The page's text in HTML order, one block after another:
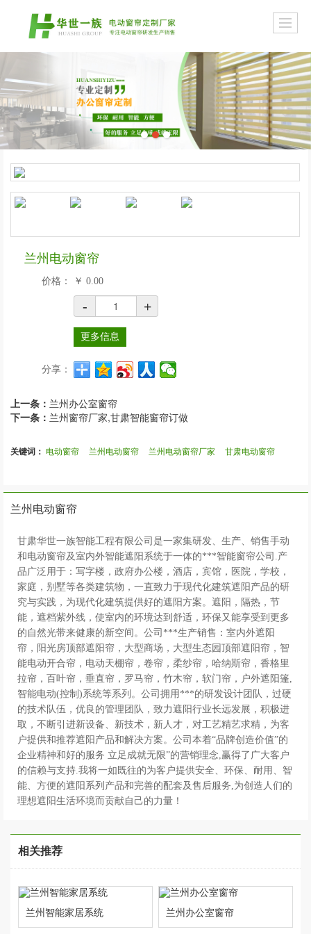
兰州电动窗帘
价格： ￥0.00
- +
更多信息
分享：
上一条： 兰州办公室窗帘
下一条： 兰州窗帘厂家,甘肃智能窗帘订做
关键词：电动窗帘 兰州电动窗帘 兰州电动窗帘厂家 甘肃电动窗帘
兰州电动窗帘
甘肃华世一族智能工程有限公司是一家集研发、生产、销售手动
和电动窗帘及室内外智能遮阳系统于一体的***智能窗帘公司.产
品广泛用于：写字楼，政府办公楼，酒店，宾馆，医院，学校，
家庭，别墅等各类建筑物，一直致力于现代化建筑遮阳产品的研
究与实践，为现代化建筑提供好的遮阳方案。遮阳，隔热，节
能，遮档紫外线，使室内的环境达到舒适，环保又能享受到更多
的自然光带来健康的新空间。公司***生产销售：室内外遮阳
帘，阳光房顶部遮阳帘，大型商场，大型生态园顶部遮阳帘，智
能电动开合帘，电动天棚帘，卷帘，柔纱帘，哈纳斯帘，香格里
拉帘，百叶帘，垂直帘，罗马帘，竹木帘，软门帘，户外遮阳篷,
智能电动(控制)系统等系列。公司拥用***的研发设计团队，过硬
的技术队伍，优良的管理团队，致力遮阳行业长远发展，积极进
取，不断引进新设备、新技术，新人才，对工艺精艺求精，为客
户提供和推荐遮阳产品和解决方案。公司本着“品牌创造价值”的
企业精神和好的服务 立足成就无限”的营销理念,赢得了广大客户
的信赖与支持.我将一如既往的为客户提供安全、环保、耐用、智
能、方便的遮阳系列产品和完善的配套及售后服务,为创造人们的
理想遮阳生活环境而贡献自己的力量！
相关推荐
兰州智能家居系统 兰州办公室窗帘